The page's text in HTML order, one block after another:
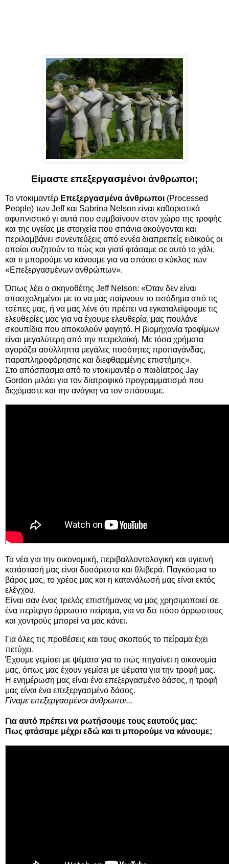
Είμαστε επεξεργασμένοι άνθρωποι;
Το ντοκιμαντέρ Επεξεργασμένα άνθρωποι (Processed
People) των Jeff και Sabrina Nelson είναι καθοριστικά
αφυπνιστικό γι αυτά που συμβαίνουν στον χώρο της τροφής
και της υγείας με στοιχεία που σπάνια ακούγονται και
περιλαμβάνει συνεντεύξεις από εννέα διαπρεπείς ειδικούς οι
οποίοι συζητούν το πώς και γιατί φτάσαμε σε αυτό το χάλι,
και τι μπορούμε να κάνουμε για να σπάσει ο κύκλος των
«Επεξεργασμένων ανθρώπων».
Όπως λέει ο σκηνοθέτης Jeff Nelson: «Όταν δεν είναι
απασχολημένοι με το να μας παίρνουν το εισόδημα από τις
τσέπες μας, ή να μας λένε ότι πρέπει να εγκαταλείψουμε τις
ελευθερίες μας για να έχουμε ελευθερία, μας πουλάνε
σκουπίδια που αποκαλούν φαγητό. Η βιομηχανία τροφίμων
είναι μεγαλύτερη από την πετρελαϊκή. Με τόσα χρήματα
αγοράζει ασύλληπτα μεγάλες ποσότητες προπαγάνδας,
παραπληροφόρησης και διεφθαρμένης επιστήμης».
Στο απόσπασμα από το ντοκιμαντέρ ο παιδίατρος Jay
Gordon μιλάει για τον διατροφικό προγραμματισμό που
δεχόμαστε και την ανάγκη να τον σπάσουμε.
Τα νέα για την οικονομική, περιβαλλοντολογική και υγιεινή
κατάστασή μας είναι δυσάρεστα και θλιβερά. Παγκόσμια το
βάρος μας, το χρέος μας και η κατανάλωσή μας είναι εκτός
ελέγχου.
Είναι σαν ένας τρελός επιστήμονας να μας χρησιμοποιεί σε
ένα περίεργο άρρωστο πείραμα, για να δει πόσο άρρωστους
και χοντρούς μπορεί να μας κάνει.
Για όλες τις προθέσεις και τους σκοπούς το πείραμα έχει
πετύχει.
Έχουμε γεμίσει με ψέματα για το πώς πηγαίνει η οικονομία
μας, όπως μας έχουν γεμίσει με ψέματα για την τροφή μας.
Η ενημέρωση μας είναι ένα επεξεργασμένο δάσος, η τροφή
μας είναι ένα επεξεργασμένο δάσος.
Γίναμε επεξεργασμένοι άνθρωποι...
Για αυτό πρέπει να ρωτήσουμε τους εαυτούς μας:
Πως φτάσαμε μέχρι εδώ και τι μπορούμε να κάνουμε;